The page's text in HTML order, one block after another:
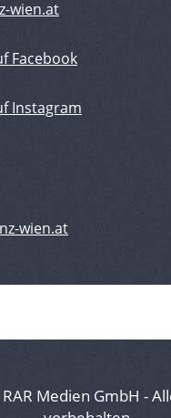
wien.at
Facebook
Instagram
wien.at
Medien GmbH -